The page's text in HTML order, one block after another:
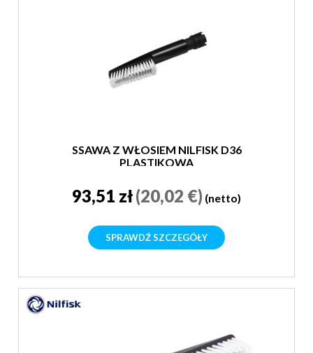
SSAWA Z WŁOSIEM NILFISK D36
PLASTIKOWA
93,51 zł(20,02 €) (netto)
SPRAWDŹ SZCZEGÓŁY